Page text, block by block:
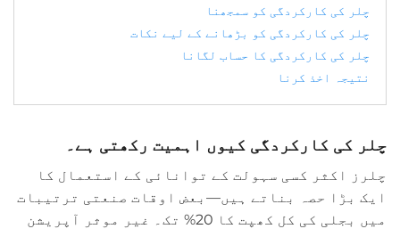
چلر کی کارکردگی کو سمجھنا
چلر کی کارکردگی کو بڑھانے کے لیے نکات
چلر کی کارکردگی کا حساب لگانا
نتیجہ اخذ کرنا
چلر کی کارکردگی کیوں اہمیت رکھتی ہے۔
چلرز اکثر کسی سہولت کے توانائی کے استعمال کا
ایک بڑا حصہ بناتے ہیں—بعض اوقات صنعتی ترتیبات
میں بجلی کی کل کھپت کا 20% تک۔ غیر موثر آپریشن